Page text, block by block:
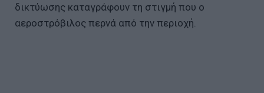
δικτύωσης καταγράφουν τη στιγμή που ο
αεροστρόβιλος περνά από την περιοχή.